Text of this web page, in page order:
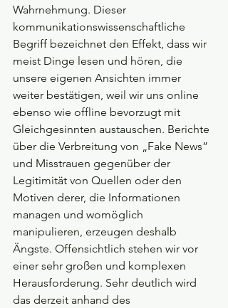
Wahrnehmung. Dieser
kommunikationswissenschaftliche
Begriff bezeichnet den Effekt, dass wir
meist Dinge lesen und hören, die
unsere eigenen Ansichten immer
weiter bestätigen, weil wir uns online
ebenso wie offline bevorzugt mit
Gleichgesinnten austauschen. Berichte
über die Verbreitung von „Fake News”
und Misstrauen gegenüber der
Legitimität von Quellen oder den
Motiven derer, die Informationen
managen und womöglich
manipulieren, erzeugen deshalb
Ängste. Offensichtlich stehen wir vor
einer sehr großen und komplexen
Herausforderung. Sehr deutlich wird
das derzeit anhand des